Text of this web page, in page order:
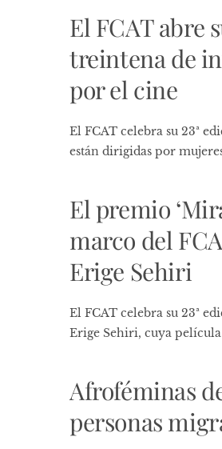
El FCAT abre
treintena de
por el cine
El FCAT celebra su 23ª
están dirigidas por
El premio
marco del
Erige Sehiri
El FCAT celebra su 23ª
Erige Sehiri, cuya
Afroféminas
personas